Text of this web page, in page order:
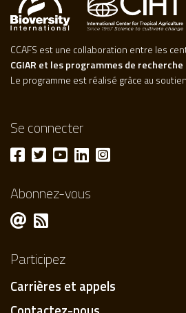
CCAFS est une collaboration entre les
CGIAR et les programmes de recherche
Le programme est réalisé grâce au
Se connecter
Abonnez-vous
Participez
Carrières et appels